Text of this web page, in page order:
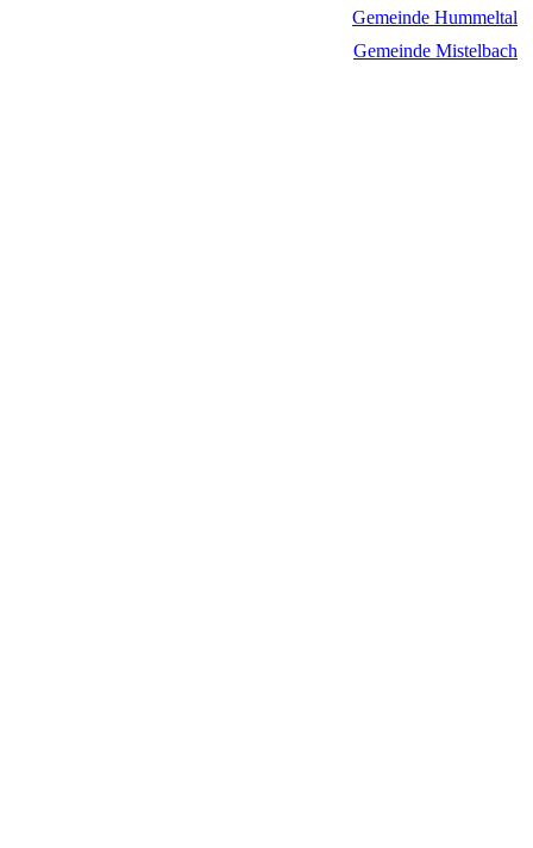
Gemeinde Hummeltal
Gemeinde Mistelbach